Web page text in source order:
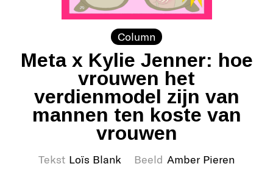
Column
Meta x Kylie Jenner: hoe
vrouwen het
verdienmodel zijn van
mannen ten koste van
vrouwen
Tekst Loïs Blank Beeld Amber Pieren